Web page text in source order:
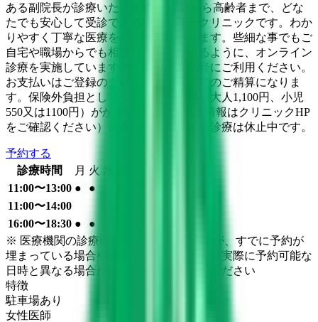
ある副院長が診療いたします。 小児から高齢者まで、どな
たでも安心して受診できるファミリークリニックです。わか
りやすく丁寧な医療を心がけてまいります。些細な事でもご
自宅や職場からでも相談していただけるように、オンライン
診療を実施していますので、是非お気軽にご利用ください。
お支払いはご登録のクレジットカードでのご精算になりま
す。保険外負担としてシステム利用料（大人1,100円、小児
550又は1100円）がかかります。（休診情報はクリニックHP
をご確認ください）皮膚科のオンライン診療は休止中です。
予約する
診療時間
月 火
11:00〜13:00 ● ●
11:00〜14:00
16:00〜18:30 ● ●
※ 医療機関の診療時間は上記の通りですが、すでに予約が
埋まっている場合や病院の都合などにより実際に予約可能な
日時と異なる場合がありますのでご了承ください
特徴
駐車場あり
女性医師